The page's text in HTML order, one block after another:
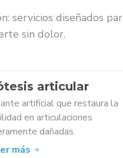
servicios diseñados
sin dolor.
articular
artificial que restaura la
en articulaciones
dañadas.
más